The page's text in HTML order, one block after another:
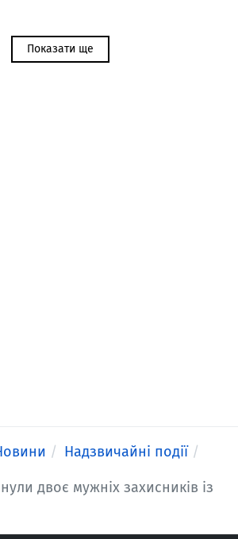
Показати ще
Надзвичайні події
двоє мужніх захисників із